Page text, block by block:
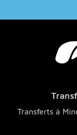
Transferts à